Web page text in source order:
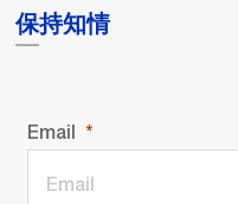
保持知情
Email